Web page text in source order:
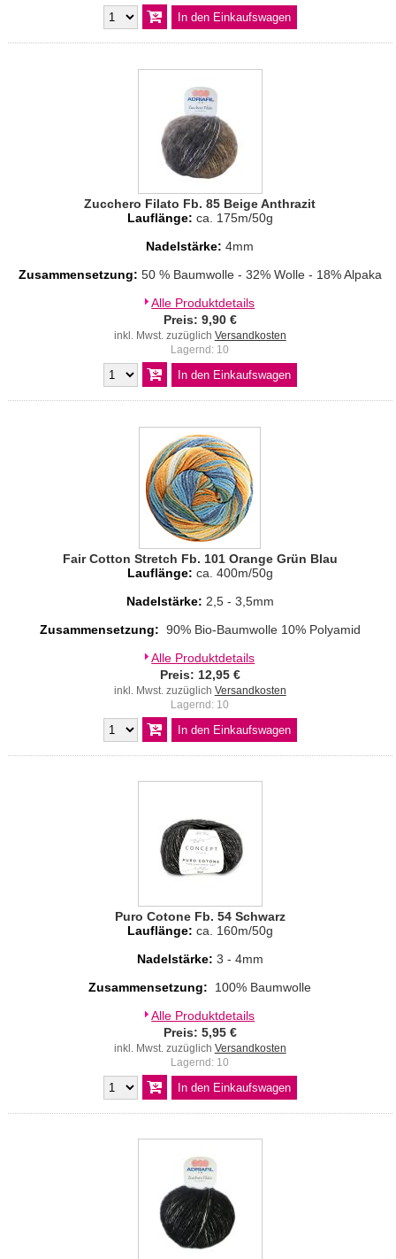
Zucchero Filato Fb. 85 Beige Anthrazit
Lauflänge: ca. 175m/50g
Nadelstärke: 4mm
Zusammensetzung: 50 % Baumwolle - 32% Wolle - 18% Alpaka
Alle Produktdetails
Preis: 9,90 €
inkl. Mwst. zuzüglich Versandkosten
Lagernd: 10
Fair Cotton Stretch Fb. 101 Orange Grün Blau
Lauflänge: ca. 400m/50g
Nadelstärke: 2,5 - 3,5mm
Zusammensetzung: 90% Bio-Baumwolle 10% Polyamid
Alle Produktdetails
Preis: 12,95 €
inkl. Mwst. zuzüglich Versandkosten
Lagernd: 10
Puro Cotone Fb. 54 Schwarz
Lauflänge: ca. 160m/50g
Nadelstärke: 3 - 4mm
Zusammensetzung:
100% Baumwolle
Alle Produktdetails
Preis: 5,95 €
inkl. Mwst. zuzüglich Versandkosten
Lagernd: 10